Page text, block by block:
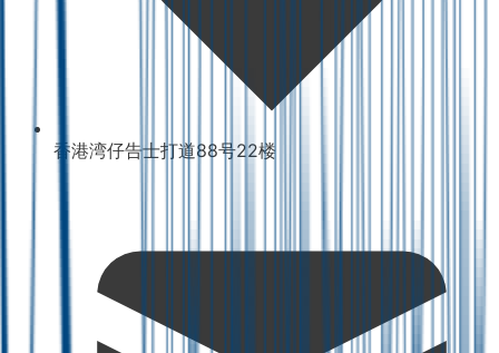
香港湾仔告士打道88号22楼